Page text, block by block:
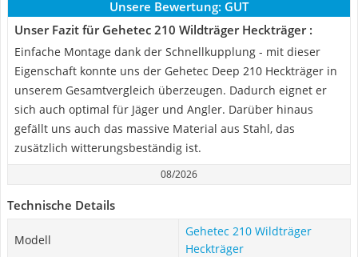
Unsere Bewertung: GUT
Unser Fazit für Gehetec 210 Wildträger Heckträger :
Einfache Montage dank der Schnellkupplung - mit dieser
Eigenschaft konnte uns der Gehetec Deep 210 Heckträger in
unserem Gesamtvergleich überzeugen. Dadurch eignet er
sich auch optimal für Jäger und Angler. Darüber hinaus
gefällt uns auch das massive Material aus Stahl, das
zusätzlich witterungsbeständig ist.
08/2026
Technische Details
Modell
Gehetec 210 Wildträger
Heckträger